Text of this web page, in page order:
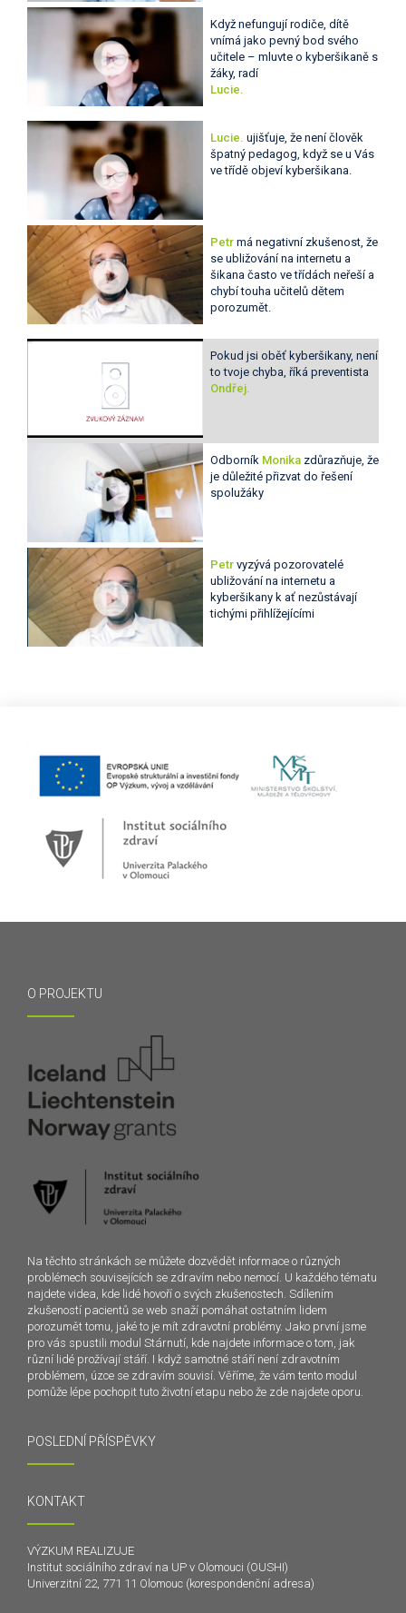
Když nefungují rodiče, dítě
vnímá jako pevný bod svého
učitele – mluvte o kyberšikaně s
žáky, radí
Lucie.
Lucie. ujišťuje, že není člověk
špatný pedagog, když se u Vás
ve třídě objeví kyberšikana.
Petr má negativní zkušenost, že
se ubližování na internetu a
šikana často ve třídách neřeší a
chybí touha učitelů dětem
porozumět.
Pokud jsi oběť kyberšikany, není
to tvoje chyba, říká preventista
Ondřej.
Odborník Monika zdůrazňuje, že
je důležité přizvat do řešení
spolužáky
Petr vyzývá pozorovatelé
ubližování na internetu a
kyberšikany k ať nezůstávají
tichými přihlížejícími
O PROJEKTU
Na těchto stránkách se můžete dozvědět informace o různých
problémech souvisejících se zdravím nebo nemocí. U každého tématu
najdete videa, kde lidé hovoří o svých zkušenostech. Sdílením
zkušeností pacientů se web snaží pomáhat ostatním lidem
porozumět tomu, jaké to je mít zdravotní problémy. Jako první jsme
pro vás spustili modul Stárnutí, kde najdete informace o tom, jak
různí lidé prožívají stáří. I když samotné stáří není zdravotním
problémem, úzce se zdravím souvisí. Věříme, že vám tento modul
pomůže lépe pochopit tuto životní etapu nebo že zde najdete oporu.
POSLEDNÍ PŘÍSPĚVKY
KONTAKT
VÝZKUM REALIZUJE
Institut sociálního zdraví na UP v Olomouci (OUSHI)
Univerzitní 22, 771 11 Olomouc (korespondenční adresa)